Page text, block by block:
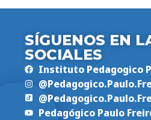
SÍGUENOS EN
SOCIALES
Instituto Pedagogico
Pedagógico Paulo